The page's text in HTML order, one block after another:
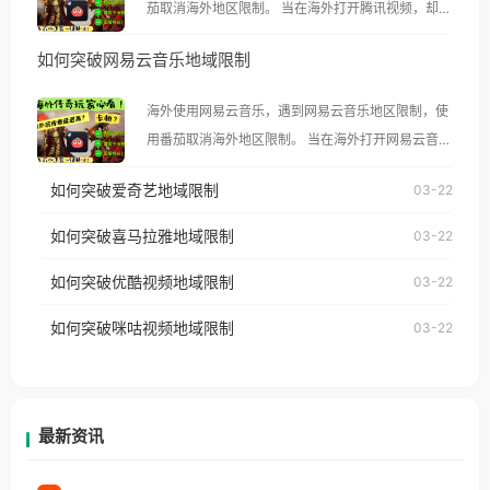
茄取消海外地区限制。 当在海外打开腾讯视频，却突
示语。 海外用户如香港、澳门、台湾、美国、加拿
像其他音乐平台一样，出现地区及版权限制问题，且
仅能在中国大陆地区播放。 遇到这个问题的朋友们，
使用番茄回国加速器，即可解决「海外用户收听腾讯
台湾、美国、加拿大、澳大利亚、欧洲等国家和地区
权限制所困扰。
如何突破网易云音乐地域限制
海外使用网易云音乐，遇到网易云音乐地区限制，使
用番茄取消海外地区限制。 当在海外打开网易云音
播放”的提示语。 海外用户如香港、澳门、台湾、美
国、加拿大、澳大利亚、欧洲等国家和地区时，网易
制问题，且仅能在中国大陆地区播放。 遇到这个问题
户收听网易云音乐地区版权限制」的问题，无论人在
如何突破爱奇艺地域限制 03-22
如何突破喜马拉雅地域限制 03-22
如何突破优酷视频地域限制 03-22
如何突破咪咕视频地域限制 03-22
最新资讯